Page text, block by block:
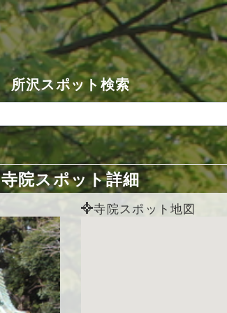
所沢スポット検索
寺院スポット詳細
Next
寺院スポット地図